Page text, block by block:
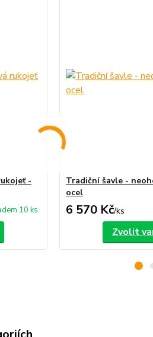
-
10 ks
Tradiční šavle -
ocel
6 570 Kč/ks
Zvolit